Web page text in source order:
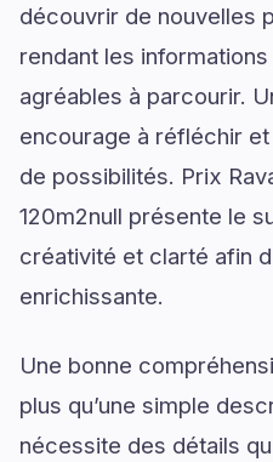
découvrir de nouvelles
rendant les
agréables à parcourir.
encourage à réfléchir
de possibilités. Prix
120m2null présente le
créativité et clarté afin
enrichissante.
Une bonne
plus qu’une simple
nécessite des détails